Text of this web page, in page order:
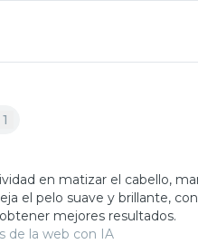
1
en matizar el cabello,
el pelo suave y brillante,
mejores resultados.
de la web con IA